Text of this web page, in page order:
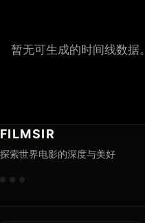
暂无可生成的时间线数据。
FILMSIR
探索世界电影的深度与美好